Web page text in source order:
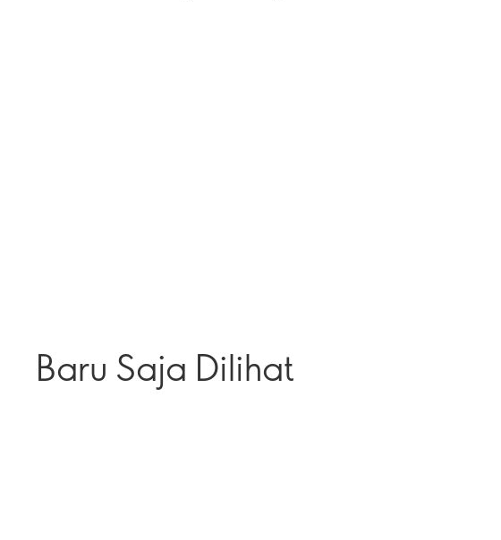
Baru Saja Dilihat